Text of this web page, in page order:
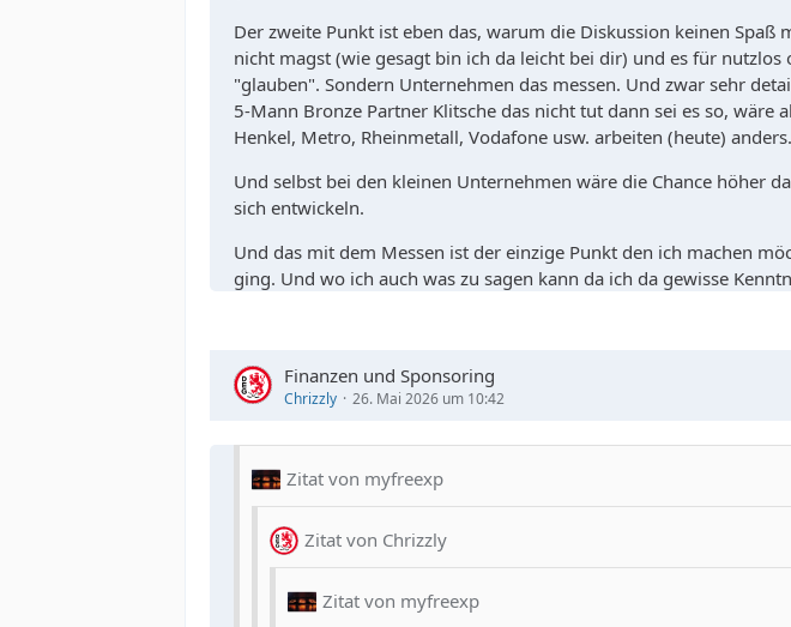
Der zweite Punkt ist eben das, warum die Diskussion keinen
nicht magst (wie gesagt bin ich da leicht bei dir) und es für
"glauben". Sondern Unternehmen das messen. Und zwar sehr
5-Mann Bronze Partner Klitsche das nicht tut dann sei es so,
Henkel, Metro, Rheinmetall, Vodafone usw. arbeiten (heute) anders.
Und selbst bei den kleinen Unternehmen wäre die Chance höher
sich entwickeln.
Und das mit dem Messen ist der einzige Punkt den ich machen
ging. Und wo ich auch was zu sagen kann da ich da gewisse
Finanzen und Sponsoring
Chrizzly 26. Mai 2026 um 10:42
Zitat von myfreexp
Zitat von Chrizzly
Zitat von myfreexp